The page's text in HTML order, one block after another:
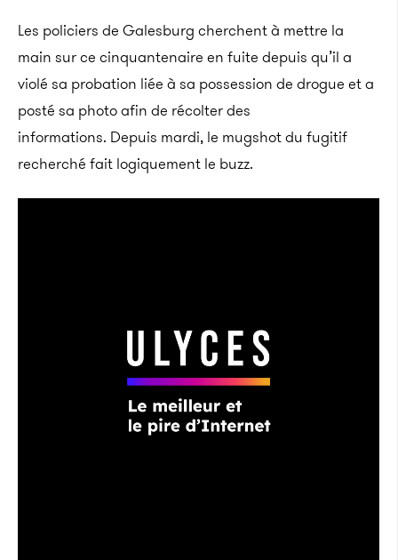
Les policiers de Galesburg cherchent à mettre la
main sur ce cinquantenaire en fuite depuis qu’il a
violé sa probation liée à sa possession de drogue et a
posté sa photo afin de récolter des
informations. Depuis mardi, le mugshot du fugitif
recherché fait logiquement le buzz.